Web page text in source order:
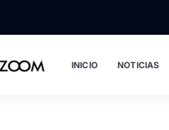
INICIO NOTICIAS